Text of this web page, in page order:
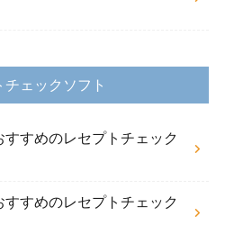
チェックソフト
すめのレセプトチェック
すめのレセプトチェック